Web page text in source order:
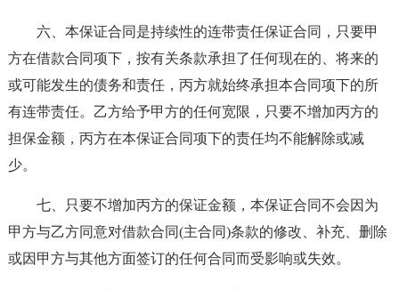
六、本保证合同是持续性的连带责任保证合同，只要甲
方在借款合同项下，按有关条款承担了任何现在的、将来的
或可能发生的债务和责任，丙方就始终承担本合同项下的所
有连带责任。乙方给予甲方的任何宽限，只要不增加丙方的
担保金额，丙方在本保证合同项下的责任均不能解除或减
少。
七、只要不增加丙方的保证金额，本保证合同不会因为
甲方与乙方同意对借款合同(主合同)条款的修改、补充、删除
或因甲方与其他方面签订的任何合同而受影响或失效。